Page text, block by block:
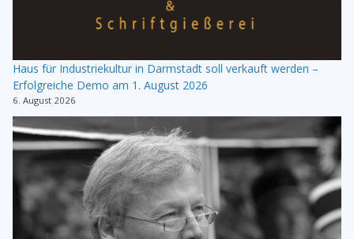
Haus für Industriekultur in Darmstadt soll verkauft werden –
Erfolgreiche Demo am 1. August 2026
6. August 2026